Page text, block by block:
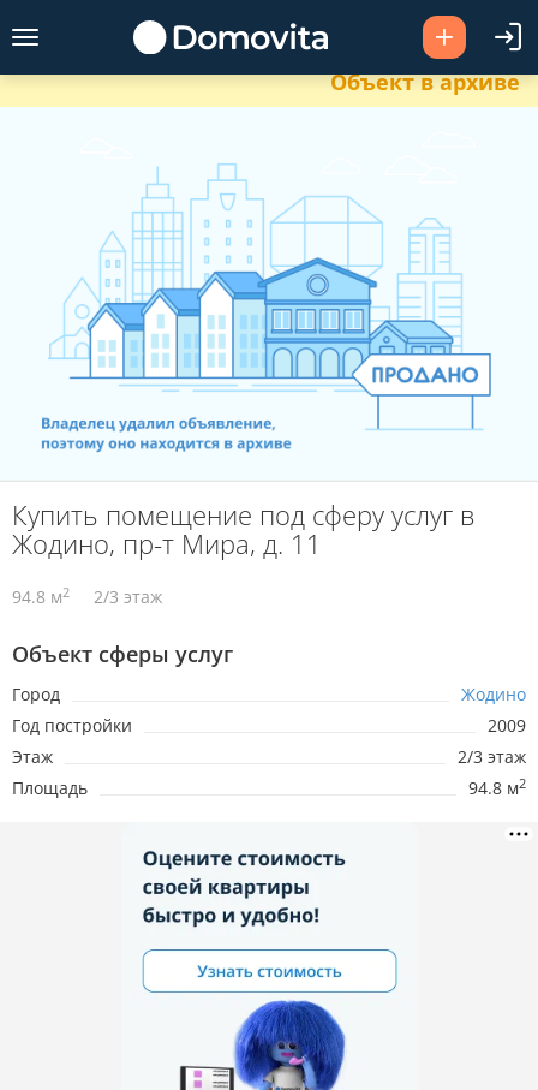
Объект в архиве
Купить помещение под сферу услуг в
Жодино, пр-т Мира, д. 11
94.8 м2 2/3 этаж
Объект сферы услуг
Город
Жодино
Год постройки
2009
Этаж
2/3 этаж
Площадь
94.8 м2